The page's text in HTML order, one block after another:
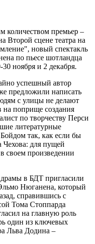
количеством премьер –
Второй сцене театра на
новый спектакль
по пьесе шотландца
ноября и 2 декабря.
успешный автор
предложили написать
с улицы не делают
на поприще создания
по творчеству Перси
литературные
так, как если бы
Чехова: для пущей
своем произведении
в БДТ пригласили
Нюганена, который
справившись с
Тома Стоппарда
на главную роль
один из ключевых
Льва Додина –